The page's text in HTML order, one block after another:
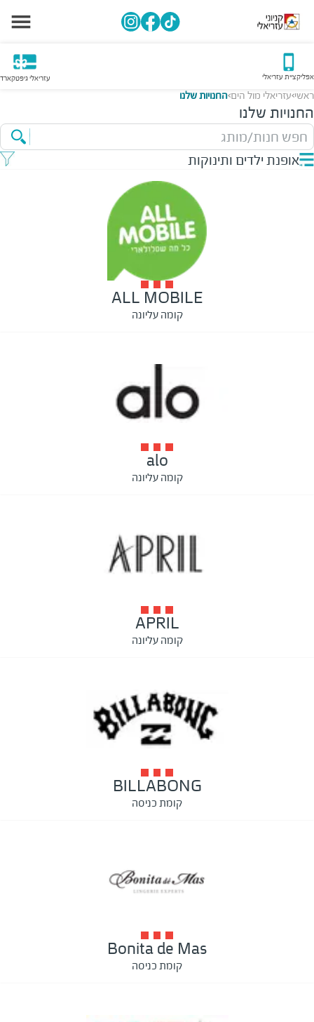
אפליקציית עזריאלי עזריאלי גיפטקארד
ראשי>עזריאלי מול הים>החנויות שלנו
החנויות שלנו
חפש חנות/מותג
אופנת ילדים ותינוקות
ALL MOBILE
קומה עליונה
alo
קומה עליונה
APRIL
קומה עליונה
BILLABONG
קומת כניסה
Bonita de Mas
קומת כניסה